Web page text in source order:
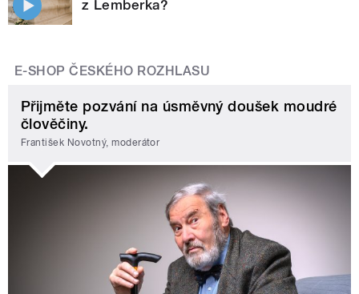
z Lemberka?
E-SHOP ČESKÉHO ROZHLASU
Přijměte pozvání na úsměvný doušek moudré
člověčiny.
František Novotný, moderátor